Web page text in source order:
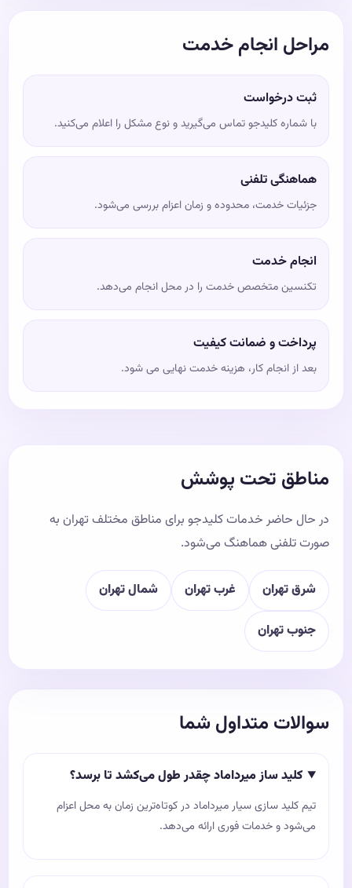
مراحل انجام خدمت
ثبت درخواست
با شماره کلیدجو تماس می‌گیرید و نوع مشکل را اعلام می‌کنید.
هماهنگی تلفنی
جزئیات خدمت، محدوده و زمان اعزام بررسی می‌شود.
انجام خدمت
تکنسین متخصص خدمت را در محل انجام می‌دهد.
پرداخت و ضمانت کیفیت
بعد از انجام کار، هزینه خدمت نهایی می شود.
مناطق تحت پوشش
در حال حاضر خدمات کلیدجو برای مناطق مختلف تهران به
صورت تلفنی هماهنگ می‌شود.
شرق تهران غرب تهران شمال تهران
جنوب تهران
سوالات متداول شما
کلید ساز میرداماد چقدر طول می‌کشد تا برسد؟
تیم کلید سازی سیار میرداماد در کوتاه‌ترین زمان به محل اعزام
می‌شود و خدمات فوری ارائه می‌دهد.